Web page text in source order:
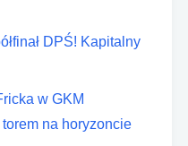
DPŚ! Kapitalny
w GKM
na horyzoncie